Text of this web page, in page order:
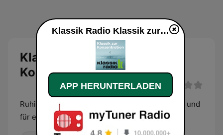
Klassik Radio Klassik zur
Konzentration Live
Ruhige klassische Musik zum Arbeiten, Lernen und
für eine bessere Konzentration.
Klassik Radio Klassik zur Konzentration live
APP HERUNTERLADEN